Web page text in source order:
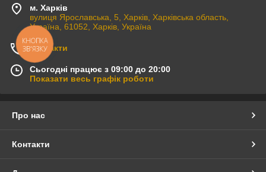
м. Харків
вулиця Ярославська, 5, Харків, Харківська область,
Україна, 61052, Харків, Україна
Контакти
Сьогодні працює з 09:00 до 20:00
Показати весь графік роботи
Про нас
Контакти
КНОПКА
ЗВ'ЯЗКУ